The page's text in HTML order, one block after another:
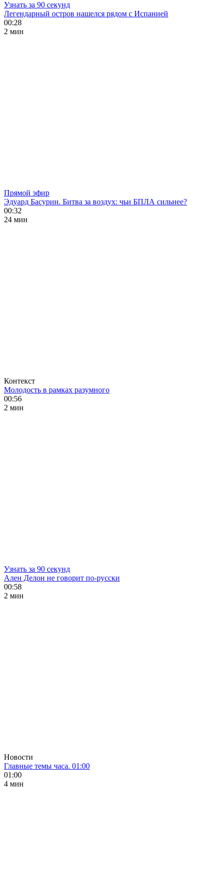
Узнать за 90 секунд
Легендарный остров нашелся рядом с Испанией
00:28
2 мин
Прямой эфир
Эдуард Басурин. Битва за воздух: чьи БПЛА сильнее?
00:32
24 мин
Контекст
Молодость в рамках разумного
00:56
2 мин
Узнать за 90 секунд
Ален Делон не говорит по-русски
00:58
2 мин
Новости
Главные темы часа. 01:00
01:00
4 мин